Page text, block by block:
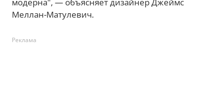
модерна", — объясняет дизайнер Джеймс
Меллан-Матулевич.
Реклама